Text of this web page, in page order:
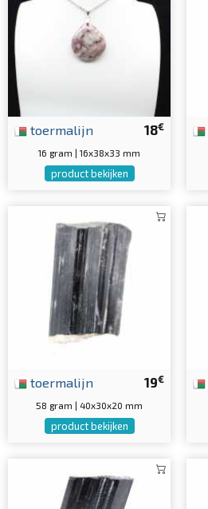
18€
toermalijn
16 gram | 16x38x33 mm
product bekijken
19€
toermalijn
58 gram | 40x30x20 mm
product bekijken